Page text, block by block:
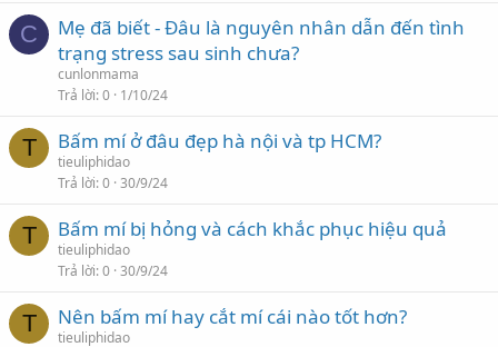
C
Mẹ đã biết - Đâu là nguyên nhân dẫn đến tình
trạng stress sau sinh chưa?
cunlonmama
Trả lời 0 1/10/24
T Bấm mí ở đâu đẹp hà nội và tp HCM?
tieuliphidao
Trả lời 0 30/9/24
T Bấm mí bị hỏng và cách khắc phục hiệu quả
tieuliphidao
Trả lời 0 30/9/24
T Nên bấm mí hay cắt mí cái nào tốt hơn?
tieuliphidao